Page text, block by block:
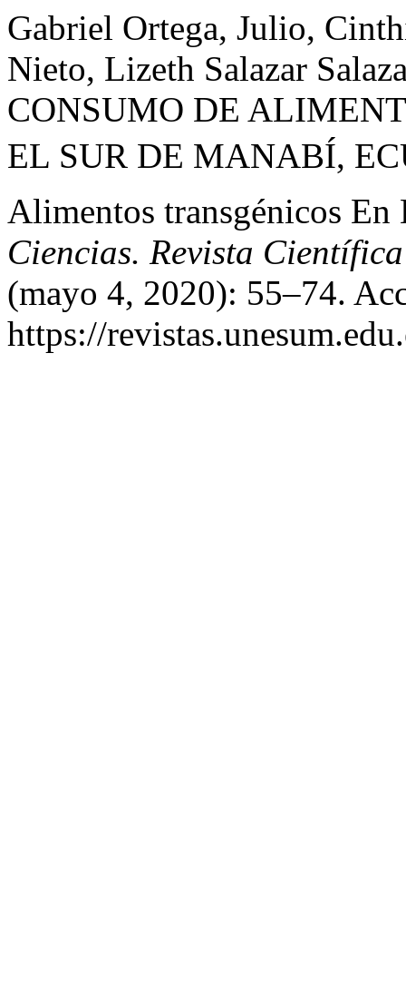
Gabriel Ortega, Julio,
Nieto, Lizeth Salazar
CONSUMO DE
EL SUR DE MANABÍ,
Alimentos transgénicos
Ciencias. Revista
(mayo 4, 2020): 55–74.
https://